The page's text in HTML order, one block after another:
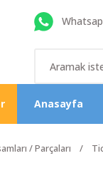
Anasayfa
/ Parçaları